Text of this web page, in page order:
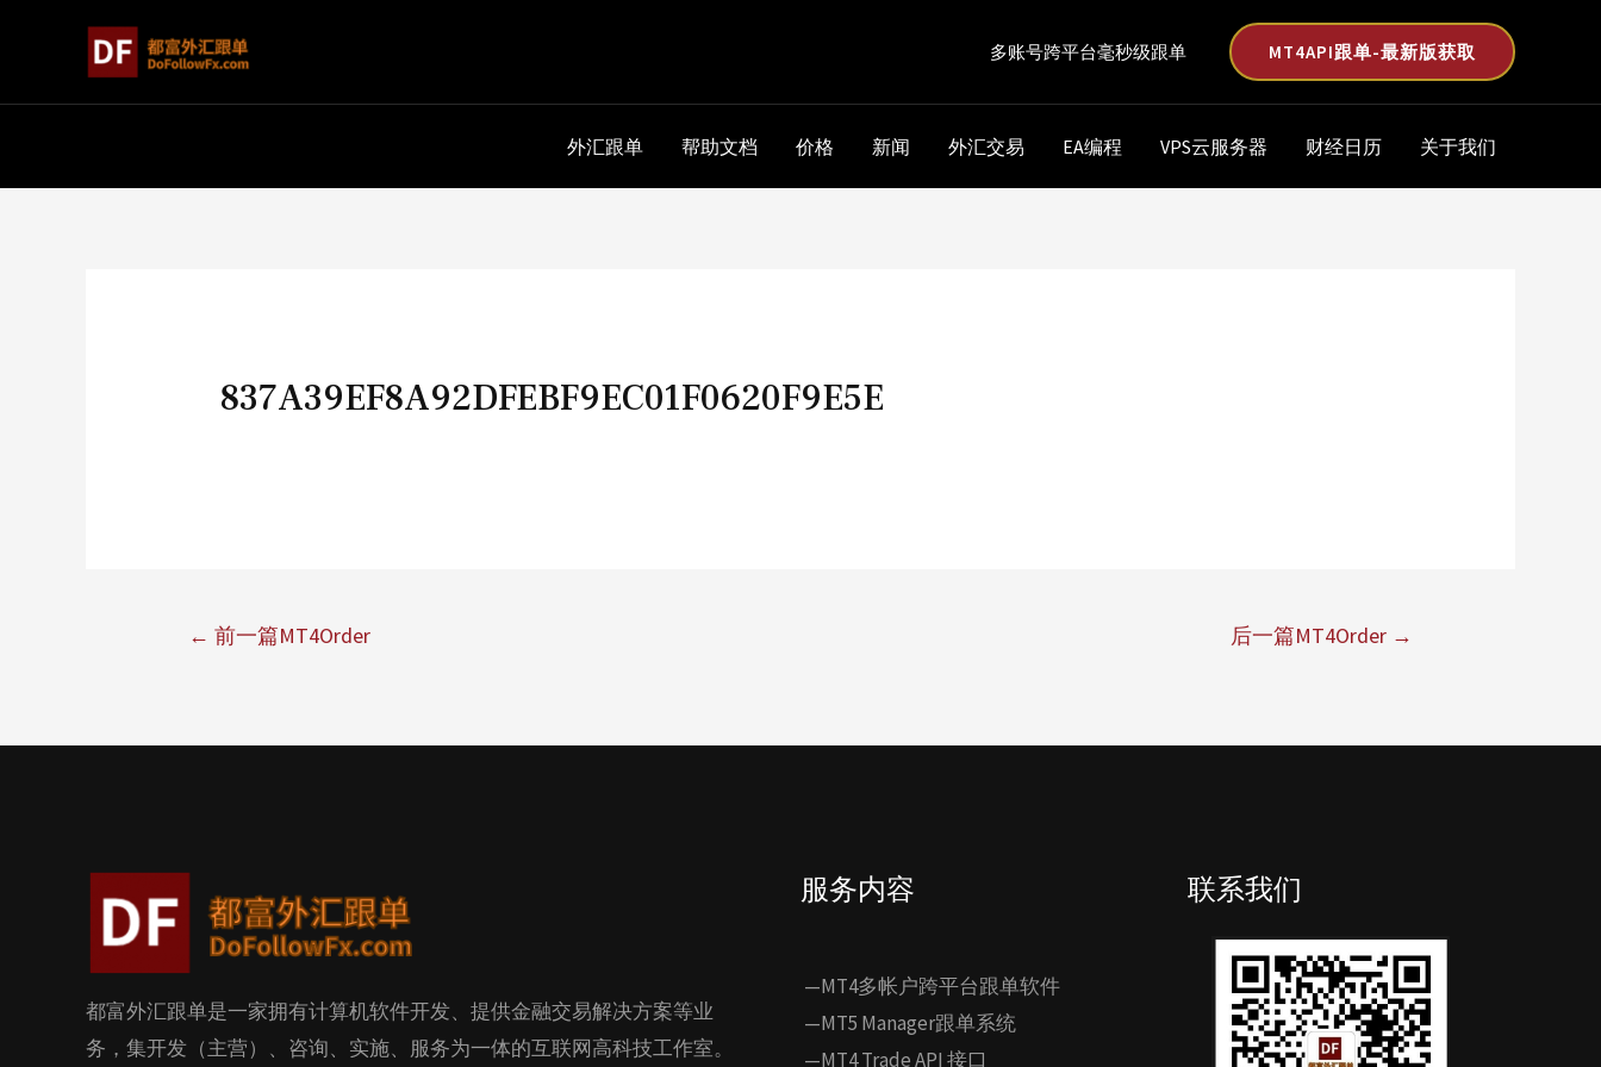
多账号跨平台毫秒级跟单 MT4API跟单-最新版获取
外汇跟单 帮助文档 价格 新闻 外汇交易 EA编程 VPS云服务器 财经日历 关于我们
837A39EF8A92DFEBF9EC01F0620F9E5E
← 前一篇MT4Order 后一篇MT4Order →
都富外汇跟单是一家拥有计算机软件开发、提供金融交易解决方案等业
务，集开发（主营）、咨询、实施、服务为一体的互联网高科技工作室。
服务内容
—MT4多帐户跨平台跟单软件
—MT5 Manager跟单系统
—MT4 Trade API 接口
联系我们